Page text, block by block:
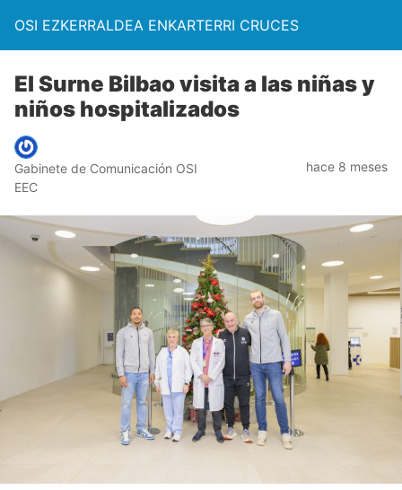
OSI EZKERRALDEA ENKARTERRI CRUCES
El Surne Bilbao visita a las niñas y
niños hospitalizados
Gabinete de Comunicación OSI
EEC
hace 8 meses